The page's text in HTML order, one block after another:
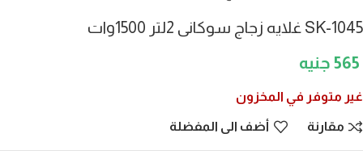
SK-1045 غلايه زجاج سوكانى 2لتر 1500وات
565
غير متوفر في المخزون
مقارنة أضف الى المفضلة